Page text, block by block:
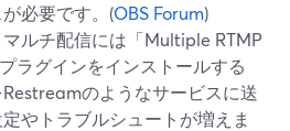
必要です。(OBS Forum)
マルチ配信には「Multiple RTMP
ラグインをインストールする
のようなサービスに送
やトラブルシュートが増えま